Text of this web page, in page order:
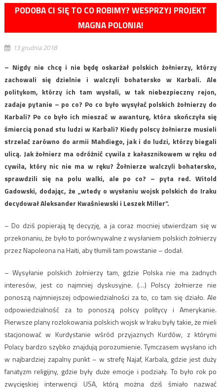
PODOBA CI SIĘ TO CO ROBIMY? WESPRZYJ PROJEKT
MAGNA POLONIA!
13 grudnia 2018
– Nigdy nie chcę i nie będę oskarżał polskich żołnierzy, którzy
zachowali się dzielnie i walczyli bohatersko w Karbali. Ale
politykom, którzy ich tam wysłali, w tak niebezpieczny rejon,
zadaje pytanie – po co? Po co było wysyłać polskich żołnierzy do
Karbali? Po co było ich mieszać w awanturę, która skończyła się
śmiercią ponad stu ludzi w Karbali? Kiedy polscy żołnierze musieli
strzelać zarówno do armii Mahdiego, jak i do ludzi, którzy biegali
ulicą. Jak żołnierz ma odróżnić cywila z kałasznikowem w ręku od
cywila, który nic nie ma w ręku? Żołnierze walczyli bohatersko,
sprawdzili się na polu walki, ale po co? – pyta red. Witold
Gadowski, dodając, że „wtedy o wysłaniu wojsk polskich do Iraku
decydował Aleksander Kwaśniewski i Leszek Miller”.
– Do dziś popierają tę decyzję, a ja coraz mocniej utwierdzam się w
przekonaniu, że było to porównywalne z wysłaniem polskich żołnierzy
przez Napoleona na Haiti, aby tłumili tam powstanie – dodał.
– Wysyłanie polskich żołnierzy tam, gdzie Polska nie ma żadnych
interesów, jest co najmniej dyskusyjne. (…) Polscy żołnierze nie
ponoszą najmniejszej odpowiedzialności za to, co tam się działo. Ale
odpowiedzialność za to ponoszą polscy politycy i Amerykanie.
Pierwsze plany rozlokowania polskich wojsk w Iraku były takie, że mieli
stacjonować w Kurdystanie wśród przyjaznych Kurdów, z którymi
Polacy bardzo szybko znajdują porozumienie. Tymczasem wysłano ich
w najbardziej zapalny punkt – w strefę Najaf, Karbala, gdzie jest duży
fanatyzm religijny, gdzie były duże emocje i podziały. To było rok po
zwycięskiej interwencji USA, którą można dziś śmiało nazwać